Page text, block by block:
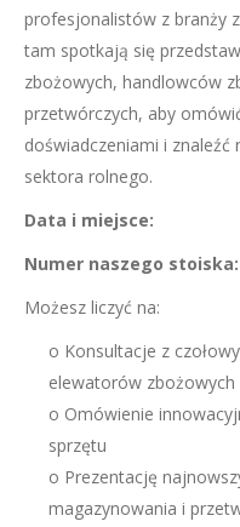
profesjonalistów z branży
tam spotkają się
zbożowych, handlowców
przetwórczych, aby
doświadczeniami i
sektora rolnego.
Data i miejsce:
Numer naszego stoiska:
Możesz liczyć na:
o Konsultacje z
elewatorów zbożowych
o Omówienie
sprzętu
o Prezentację
magazynowania i